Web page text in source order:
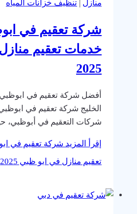
منازل | تنظيف خزانات المياه
شركة تعقيم في
خدمات تعقيم
2025
أفضل شركة تعقيم في
الخليج شركة تعقيم في
شركات التعقيم في أبوظبي،
إقرأ المزيد شركة تعقيم في
تعقيم منازل في ابو ظبي 2025